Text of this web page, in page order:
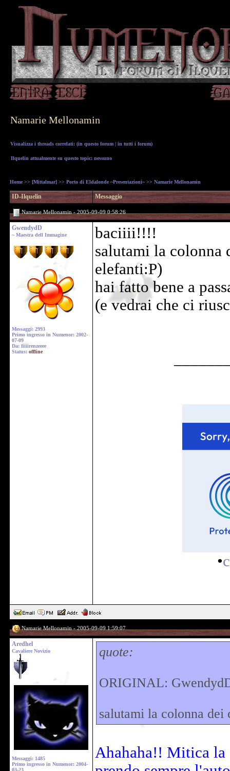
Namarie Mellonamin
Visualizza i threads correlati: (in questo forum | in tutti i forum)
Ilquelin attualmente su questo topic: nessuno
Home >> [Mittalmar] >> Porto di Eldalonde ~Presentazioni~ >> Namarie Mellonamin
ID-Ilquelin Messaggio
Namarie Mellonamin - 2005-09-09 0:58:26
GwendydD
~ Maestra dell Immagine
Messaggi: 2993
Primo ingresso in Numenor: 2002-
07-09
Da: fiiiirenzeeee
Status: offline
baciiii!!!!
salutami la
elefanti:P)
hai fatto bene a
(e vedrai che ci
•
Namarie Mellonamin - 2005-09-09 1:59:07
Aredhel
Cavaliere Novizio
Messaggi: 1485
Primo ingresso in Numenor: 2004-
03-23
quote:
ORIGINAL:
salutami la colonna
Ahahaha!! Mitica